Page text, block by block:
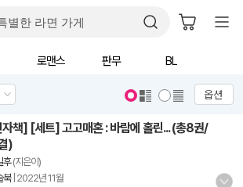
로맨스 판무 BL
옵션
책] [세트] 고고매혼 : 바람에 홀린... (총8권/
)
후(지은이)
북| 2022년 11월